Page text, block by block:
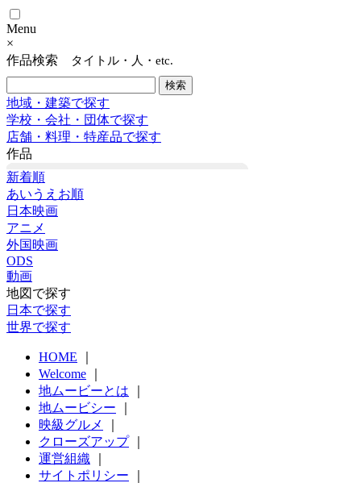
Menu
×
作品検索
タイトル・人・etc.
地域・建築で探す
学校・会社・団体で探す
店舗・料理・特産品で探す
作品
新着順
あいうえお順
日本映画
アニメ
外国映画
ODS
動画
地図で探す
日本で探す
世界で探す
HOME
Welcome
地ムービーとは
地ムービシー
映級グルメ
クローズアップ｜
運営組織
サイトポリシー